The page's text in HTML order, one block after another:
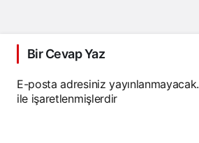
Bir Cevap Yaz
E-posta adresiniz yayınlanmayacak.
ile işaretlenmişlerdir